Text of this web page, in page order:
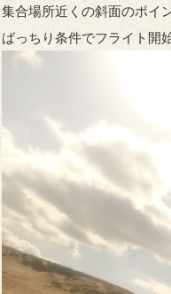
集合場所近くの斜面のポイ
ばっちり条件でフライト開始